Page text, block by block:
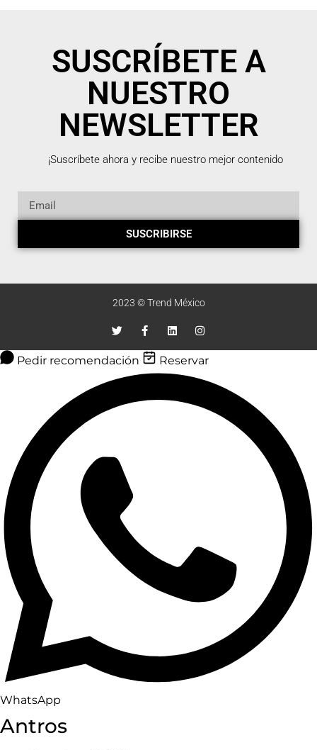
SUSCRÍBETE A
NUESTRO
NEWSLETTER
¡Suscríbete ahora y recibe nuestro mejor contenido
SUSCRIBIRSE
2023 © Trend México
Pedir recomendación Reservar
WhatsApp
Antros